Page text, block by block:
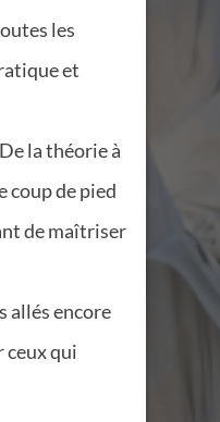
les
et
la théorie à
coup de pied
de maîtriser
allés encore
ceux qui